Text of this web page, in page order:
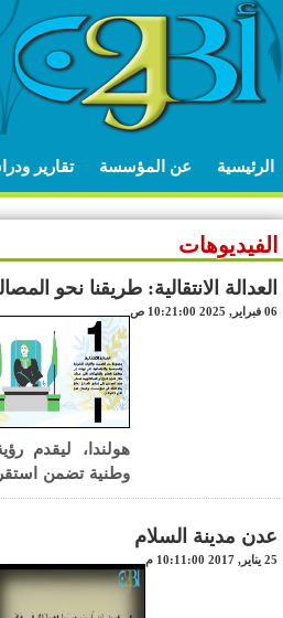
الرئيسية عن المؤسسة تقارير
الفيديوهات
العدالة الانتقالية: طريقنا نحو
06 فبراير, 2025 10:21:00 ص
هولندا، ليقدم
وطنية تضمن
عدن مدينة السلام
25 يناير, 2017 10:11:00 م